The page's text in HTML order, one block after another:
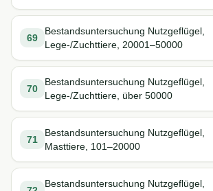
69
Bestandsuntersuchung Nutzgeflügel,
Lege-/Zuchttiere, 20001–50000
70
Bestandsuntersuchung Nutzgeflügel,
Lege-/Zuchttiere, über 50000
71
Bestandsuntersuchung Nutzgeflügel,
Masttiere, 101–20000
Bestandsuntersuchung Nutzgeflügel,